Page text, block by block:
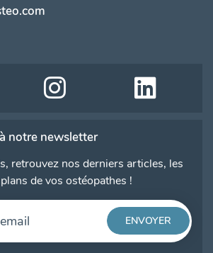
notre newsletter
retrouvez nos derniers articles, les
de vos ostéopathes !